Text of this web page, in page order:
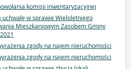
komisji inwentaryzacyjnej
w sprawie Wieloletniego
Mieszkaniowym Zasobem Gminy
zgody na najem nieruchomości
zgody na najem nieruchomości